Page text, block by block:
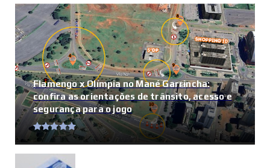
Flamengo x Olímpia no Mané Garrincha:
confira as orientações de trânsito, acesso e
segurança para o jogo